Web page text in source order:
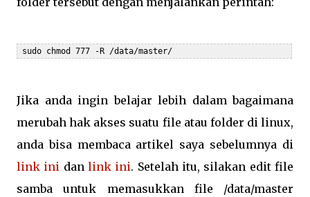
sudo chmod 777 -R /data/master/
Jika anda ingin belajar lebih dalam bagaimana
merubah hak akses suatu file atau folder di linux,
anda bisa membaca artikel saya sebelumnya di
link ini danlink ini. Setelah itu, silakan edit file
samba untuk memasukkan file /data/master